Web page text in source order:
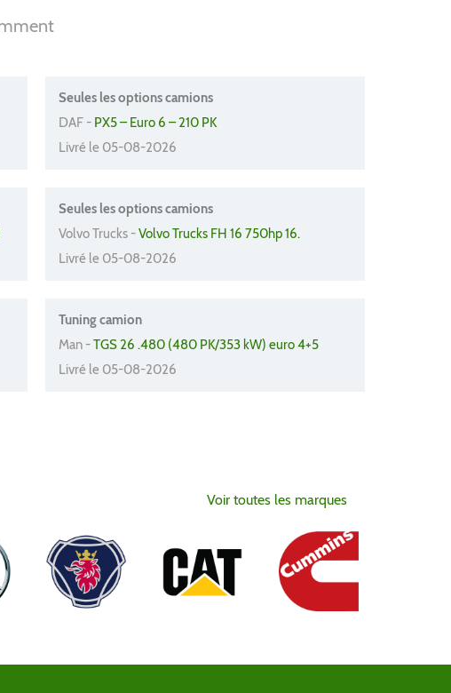
Seules les options camions
DAF - PX5 – Euro 6 – 210 PK
Livré le 05-08-2026
Seules les options camions
Volvo Trucks -Volvo Trucks FH 16 750hp 16.
Livré le 05-08-2026
Tuning camion
Man -TGS 26 .480 (480 PK/353 kW) euro 4+5
Livré le 05-08-2026
Voir toutes les marques